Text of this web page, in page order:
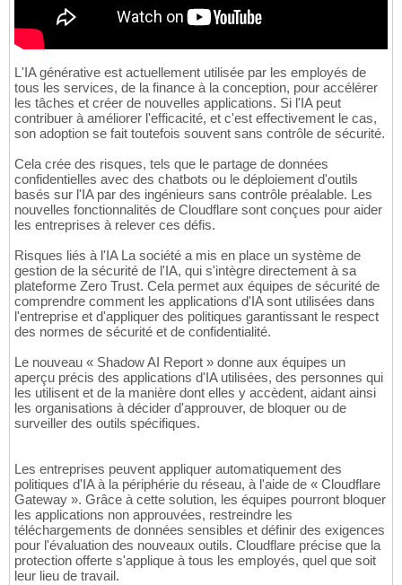
L'IA générative est actuellement utilisée par les employés de
tous les services, de la finance à la conception, pour accélérer
les tâches et créer de nouvelles applications. Si l'IA peut
contribuer à améliorer l'efficacité, et c'est effectivement le cas,
son adoption se fait toutefois souvent sans contrôle de sécurité.
Cela crée des risques, tels que le partage de données
confidentielles avec des chatbots ou le déploiement d'outils
basés sur l'IA par des ingénieurs sans contrôle préalable. Les
nouvelles fonctionnalités de Cloudflare sont conçues pour aider
les entreprises à relever ces défis.
Risques liés à l'IA La société a mis en place un système de
gestion de la sécurité de l'IA, qui s'intègre directement à sa
plateforme Zero Trust. Cela permet aux équipes de sécurité de
comprendre comment les applications d'IA sont utilisées dans
l'entreprise et d'appliquer des politiques garantissant le respect
des normes de sécurité et de confidentialité.
Le nouveau « Shadow AI Report » donne aux équipes un
aperçu précis des applications d'IA utilisées, des personnes qui
les utilisent et de la manière dont elles y accèdent, aidant ainsi
les organisations à décider d'approuver, de bloquer ou de
surveiller des outils spécifiques.
Les entreprises peuvent appliquer automatiquement des
politiques d'IA à la périphérie du réseau, à l'aide de « Cloudflare
Gateway ». Grâce à cette solution, les équipes pourront bloquer
les applications non approuvées, restreindre les
téléchargements de données sensibles et définir des exigences
pour l'évaluation des nouveaux outils. Cloudflare précise que la
protection offerte s'applique à tous les employés, quel que soit
leur lieu de travail.